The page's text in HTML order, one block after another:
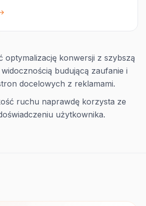
optymalizację konwersji z szybszą
budującą zaufanie i
docelowych z reklamami.
ruchu naprawdę korzysta ze
użytkownika.